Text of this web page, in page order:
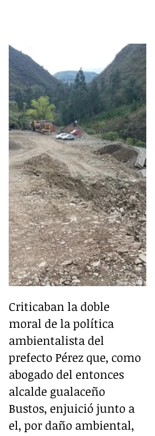
Criticaban la doble
moral de la política
ambientalista del
prefecto Pérez que, como
abogado del entonces
alcalde gualaceño
Bustos, enjuició junto a
el, por daño ambiental,